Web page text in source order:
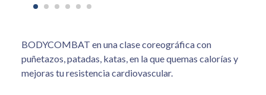
BODYCOMBAT en una clase coreográfica con
puñetazos, patadas, katas, en la que quemas calorías y
mejoras tu resistencia cardiovascular.